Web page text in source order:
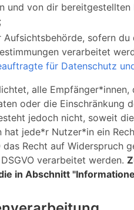
und von dir
sofern
verarbeitet
für Datenschutz
alle
oder die Einschränkung
jedoch nicht, soweit
hat jede*r Nutzer*in ein
Recht auf
verarbeitet werden.
in Abschnitt